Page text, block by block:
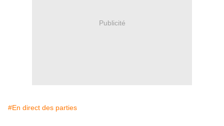
Publicité
#En direct des parties